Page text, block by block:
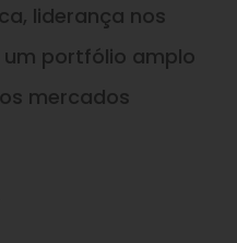
liderança nos
portfólio amplo
mercados